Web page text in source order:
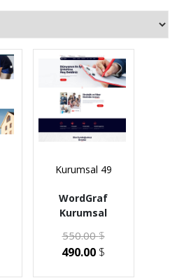
Kurumsal 49
WordGraf
Kurumsal
550.00$
490.00 $